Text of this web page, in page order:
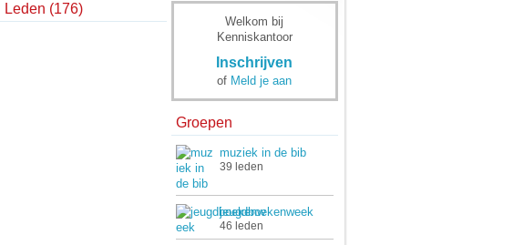
Leden (176)
Welkom bij
Kenniskantoor
Inschrijven
of Meld je aan
Groepen
muziek in de bib
39 leden
jeugdboekenweek
46 leden